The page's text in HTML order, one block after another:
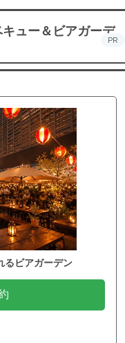
ュー＆ビアガーデ
PR
るビアガーデン